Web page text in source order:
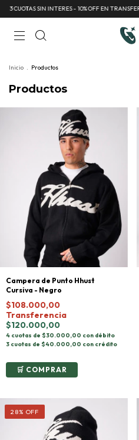
SIN INTERES - 10% OFF EN TRANSFERENCIA
Inicio . Productos
Productos
Campera de Punto Hhust
Cursiva - Negro
$108.000,00
Transferencia
$120.000,00
4 cuotas de $30.000,00 con débito
3 cuotas de $40.000,00 con crédito
COMPRAR
28% OFF